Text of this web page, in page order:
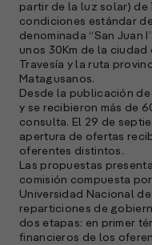
partir de la luz solar) de
condiciones estándar
denominada “San Juan
unos 30Km de la ciudad
Travesía y la ruta
Matagusanos.
Desde la publicación
y se recibieron más de
consulta. El 29 de
apertura de ofertas
oferentes distintos.
Las propuestas
comisión compuesta
Universidad Nacional
reparticiones de
dos etapas: en primer
financieros de los